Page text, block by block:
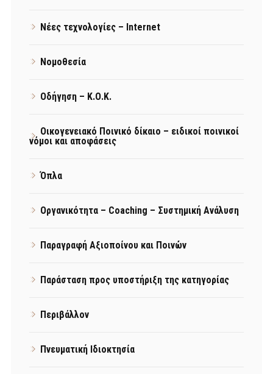
Νέες τεχνολογίες – Internet
Νομοθεσία
Οδήγηση – Κ.Ο.Κ.
Οικογενειακό Ποινικό δίκαιο – ειδικοί ποινικοί
νόμοι και αποφάσεις
Όπλα
Οργανικότητα – Coaching – Συστημική Ανάλυση
Παραγραφή Αξιοποίνου και Ποινών
Παράσταση προς υποστήριξη της κατηγορίας
Περιβάλλον
Πνευματική Ιδιοκτησία